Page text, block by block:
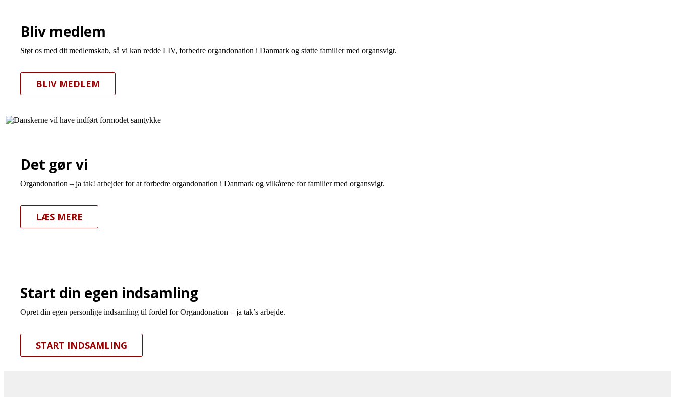
Bliv medlem
Støt os med dit medlemskab, så vi kan redde LIV, forbedre organdonation i Danmark og støtte familier med organsvigt.
BLIV MEDLEM
Det gør vi
Organdonation – ja tak! arbejder for at forbedre organdonation i Danmark og vilkårene for familier med organsvigt.
LÆS MERE
Start din egen indsamling
Opret din egen personlige indsamling til fordel for Organdonation – ja tak’s arbejde.
START INDSAMLING